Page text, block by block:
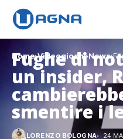
Home Videogiochi News
Fughe di
un insider,
smentire i
LORENZO BOLOGNA 24